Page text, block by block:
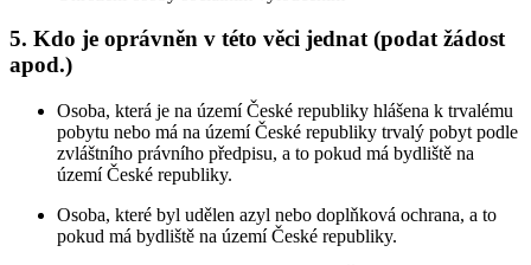
5. Kdo je oprávněn v této věci jednat (podat žádost
apod.)
Osoba, která je na území České republiky hlášena k trvalému
pobytu nebo má na území České republiky trvalý pobyt podle
zvláštního právního předpisu, a to pokud má bydliště na
území České republiky.
Osoba, které byl udělen azyl nebo doplňková ochrana, a to
pokud má bydliště na území České republiky.